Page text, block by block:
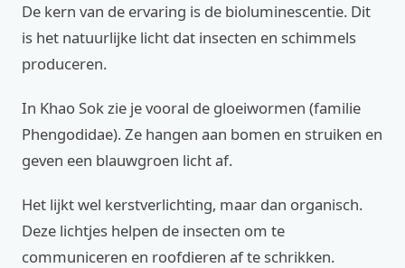
De kern van de ervaring is de bioluminescentie. Dit
is het natuurlijke licht dat insecten en schimmels
produceren.
In Khao Sok zie je vooral de gloeiwormen (familie
Phengodidae). Ze hangen aan bomen en struiken en
geven een blauwgroen licht af.
Het lijkt wel kerstverlichting, maar dan organisch.
Deze lichtjes helpen de insecten om te
communiceren en roofdieren af te schrikken.